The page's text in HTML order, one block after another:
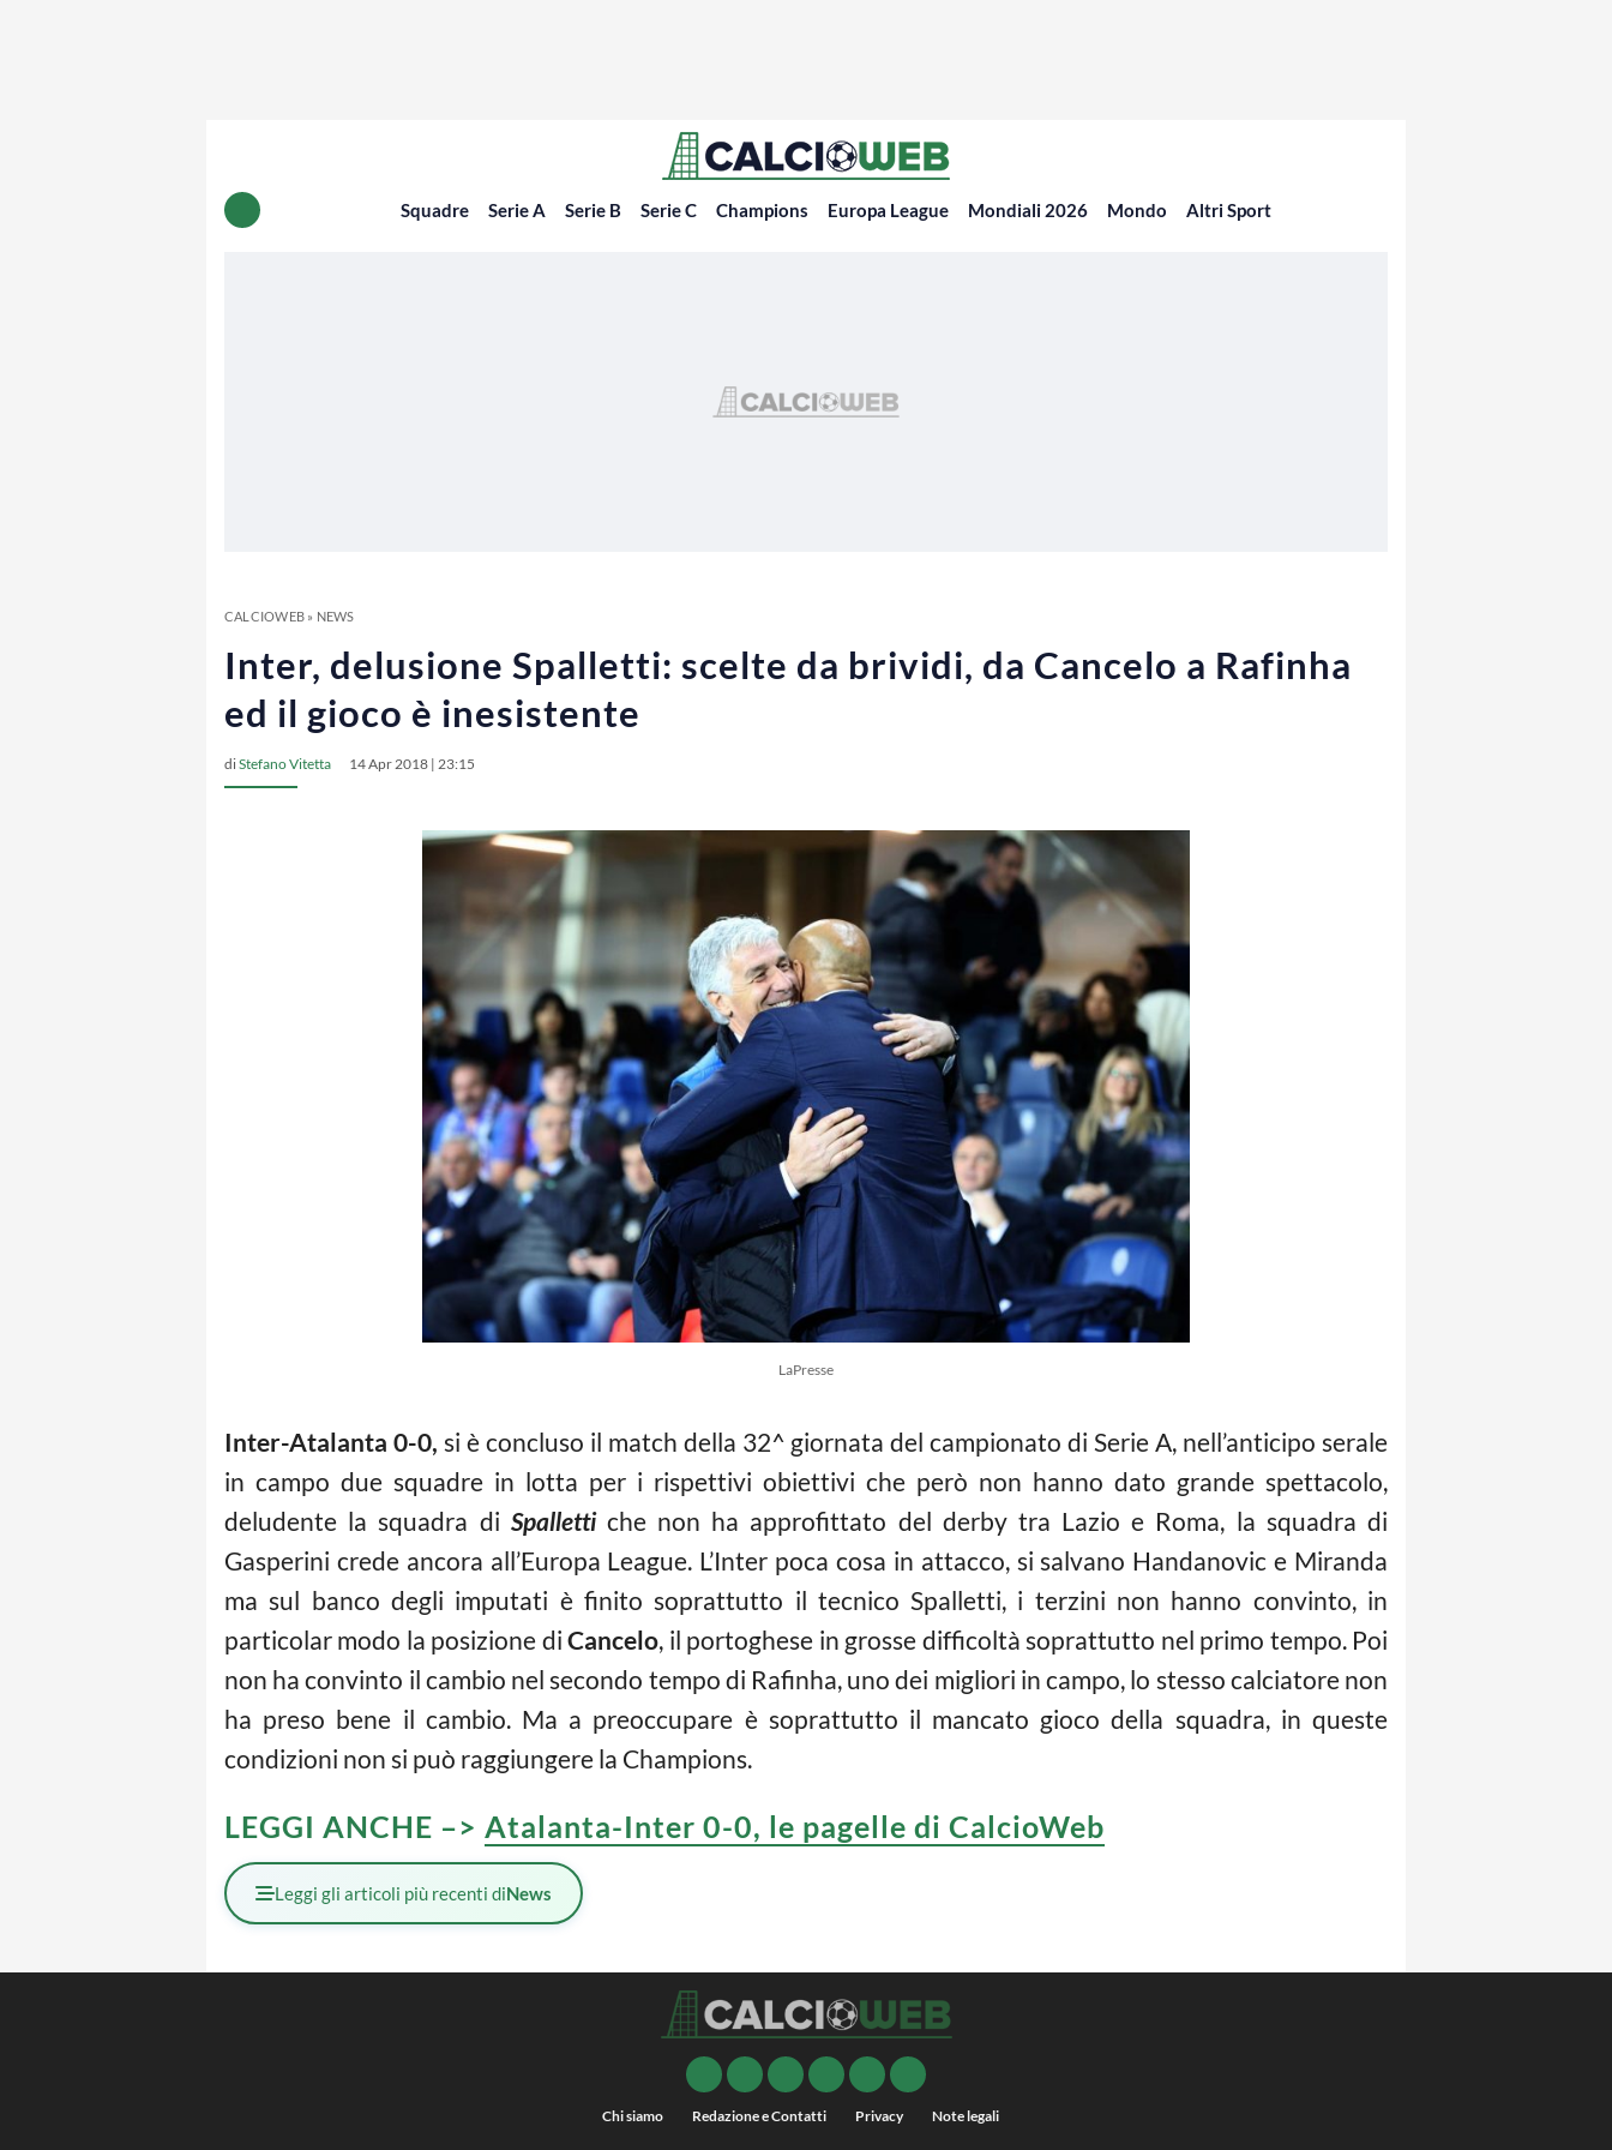
Squadre Serie A Serie B Serie C Champions Europa League Mondiali 2026 Mondo Altri Sport
CALCIOWEB» NEWS
Inter, delusione Spalletti: scelte da brividi, da Cancelo a Rafinha
ed il gioco è inesistente
diStefano Vitetta 14 Apr 2018 | 23:15
LaPresse
Inter-Atalanta 0-0, si è concluso il match della 32^ giornata del campionato di Serie A, nell’anticipo serale
in campo due squadre in lotta per i rispettivi obiettivi che però non hanno dato grande spettacolo,
deludente la squadra di Spallettiche non ha approfittato del derby tra Lazio e Roma, la squadra di
Gasperini crede ancora all’Europa League. L’Inter poca cosa in attacco, si salvano Handanovic e Miranda
ma sul banco degli imputati è finito soprattutto il tecnico Spalletti, i terzini non hanno convinto, in
particolar modo la posizione diCancelo, il portoghese in grosse difficoltà soprattutto nel primo tempo. Poi
non ha convinto il cambio nel secondo tempo di Rafinha, uno dei migliori in campo, lo stesso calciatore non
ha preso bene il cambio. Ma a preoccupare è soprattutto il mancato gioco della squadra, in queste
condizioni non si può raggiungere la Champions.
LEGGI ANCHE –> Atalanta-Inter 0-0, le pagelle di CalcioWeb
Leggi gli articoli più recenti diNews
Chi siamo Redazione e Contatti Privacy Note legali